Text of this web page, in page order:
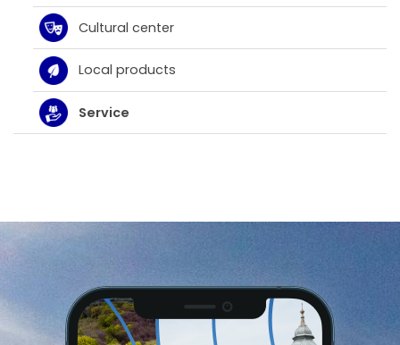
Cultural center
Local products
Service